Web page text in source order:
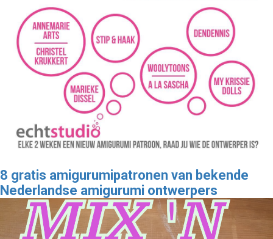
8 gratis amigurumipatronen van bekende
Nederlandse amigurumi ontwerpers